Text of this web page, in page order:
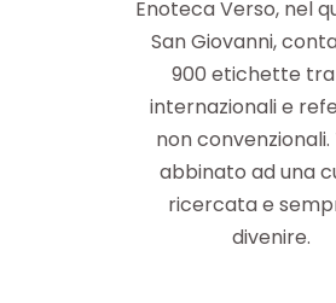
Enoteca Verso, nel
San Giovanni,
900 etichette tra
internazionali e
non
abbinato ad una
ricercata e
divenire.